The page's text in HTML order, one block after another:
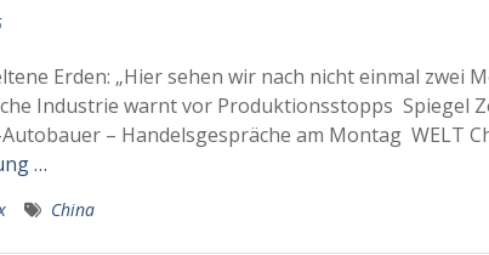
Erden: „Hier sehen wir nach nicht einmal zwei
Industrie warnt vor Produktionsstopps Spiegel
Autobauer – Handelsgespräche am Montag WELT
…
China